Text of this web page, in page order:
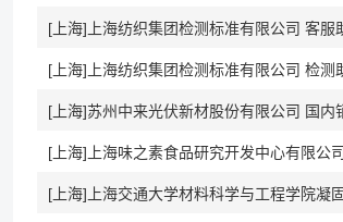
[上海]上海纺织集团检测标准有限公司 客服
[上海]上海纺织集团检测标准有限公司 检测
[上海]苏州中来光伏新材股份有限公司 国内
[上海]上海味之素食品研究开发中心有限公
[上海]上海交通大学材料科学与工程学院凝